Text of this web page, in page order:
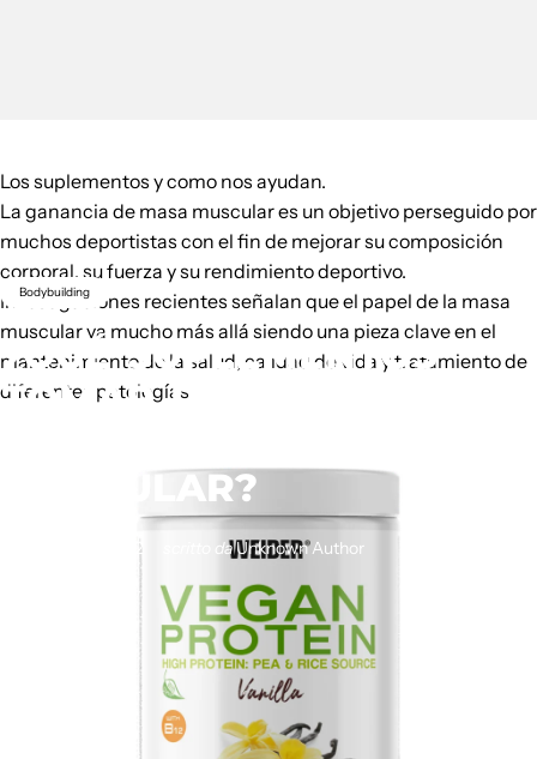
Bodybuilding
¿QUÉ SUPLEMENTOS
TOMAR PARA
MUSCULAR?
14 febbraio 2022 scritto daUnknown Author
Los suplementos y como nos ayudan.
La ganancia de masa muscular es un objetivo perseguido por
muchos deportistas con el fin de mejorar su composición
corporal, su fuerza y su rendimiento deportivo.
Investigaciones recientes señalan que el papel de la masa
muscular va mucho más allá siendo una pieza clave en el
mantenimiento de la salud, calidad de vida y tratamiento de
diferentes patologías.